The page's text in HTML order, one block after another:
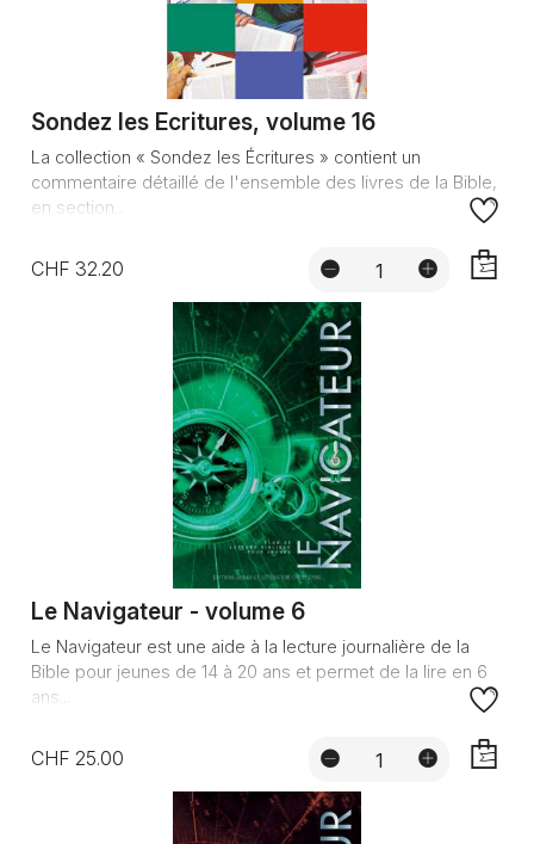
Sondez les Ecritures, volume 16
La collection « Sondez les Écritures » contient un
commentaire détaillé de l'ensemble des livres de la Bible,
en section...
CHF 32.20
Le Navigateur - volume 6
Le Navigateur est une aide à la lecture journalière de la
Bible pour jeunes de 14 à 20 ans et permet de la lire en 6
ans...
CHF 25.00